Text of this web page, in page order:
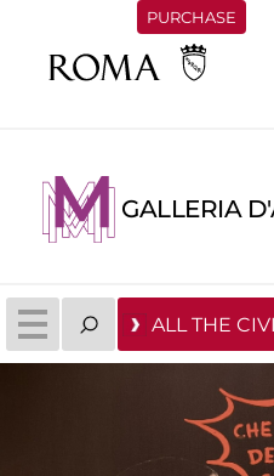
PURCHASE
GALLERIA
ALL THE